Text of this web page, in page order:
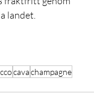
landet.
cavachampagne